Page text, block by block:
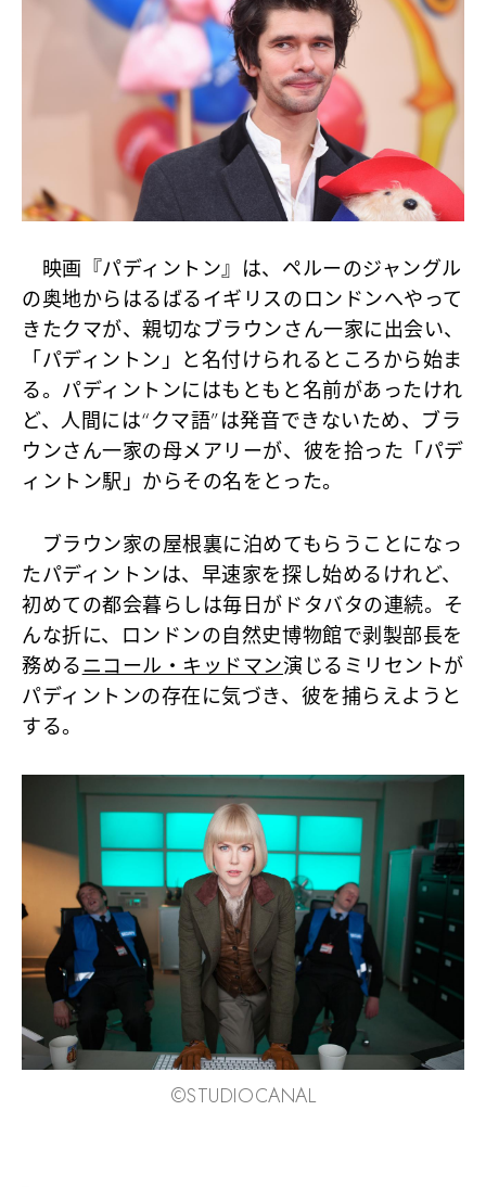
映画『パディントン』は、ペルーのジャングル
の奥地からはるばるイギリスのロンドンへやって
きたクマが、親切なブラウンさん一家に出会い、
「パディントン」と名付けられるところから始ま
る。パディントンにはもともと名前があったけれ
ど、人間には“クマ語”は発音できないため、ブラ
ウンさん一家の母メアリーが、彼を拾った「パデ
ィントン駅」からその名をとった。
ブラウン家の屋根裏に泊めてもらうことになっ
たパディントンは、早速家を探し始めるけれど、
初めての都会暮らしは毎日がドタバタの連続。そ
んな折に、ロンドンの自然史博物館で剥製部長を
務めるニコール・キッドマン演じるミリセントが
パディントンの存在に気づき、彼を捕らえようと
する。
©︎STUDIOCANAL